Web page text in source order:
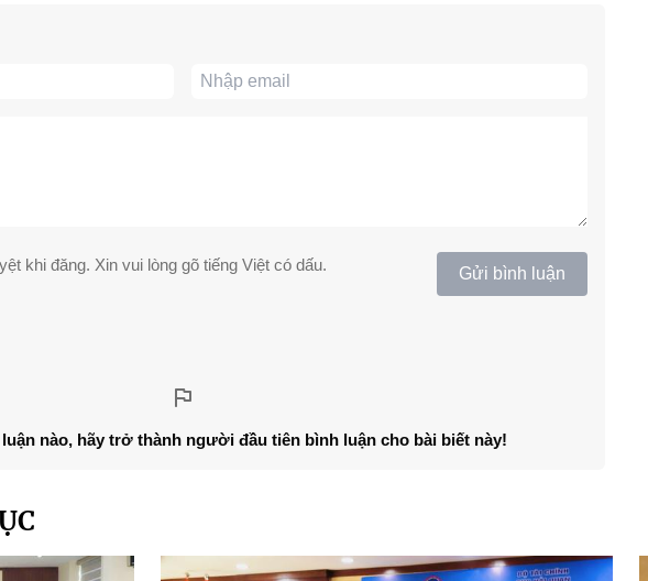
khi đăng. Xin vui lòng gõ tiếng Việt có dấu. Gửi bình luận
nào, hãy trở thành người đầu tiên bình luận cho bài biết này!